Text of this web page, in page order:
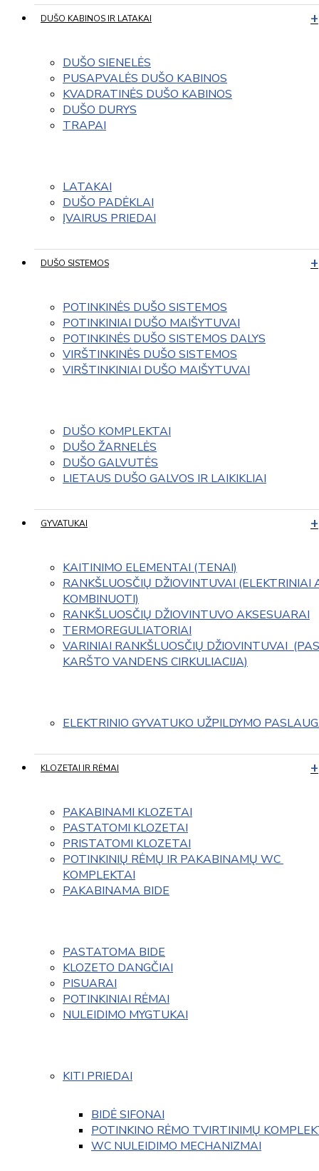
DUŠO KABINOS IR LATAKAI
DUŠO SIENELĖS
PUSAPVALĖS DUŠO KABINOS
KVADRATINĖS DUŠO KABINOS
DUŠO DURYS
TRAPAI
LATAKAI
DUŠO PADĖKLAI
ĮVAIRUS PRIEDAI
DUŠO SISTEMOS
POTINKINĖS DUŠO SISTEMOS
POTINKINIAI DUŠO MAIŠYTUVAI
POTINKINĖS DUŠO SISTEMOS DALYS
VIRŠTINKINĖS DUŠO SISTEMOS
VIRŠTINKINIAI DUŠO MAIŠYTUVAI
DUŠO KOMPLEKTAI
DUŠO ŽARNELĖS
DUŠO GALVUTĖS
LIETAUS DUŠO GALVOS IR LAIKIKLIAI
GYVATUKAI
KAITINIMO ELEMENTAI (TENAI)
RANKŠLUOSČIŲ DŽIOVINTUVAI (ELEKTRINIAI
KOMBINUOTI)
RANKŠLUOSČIŲ DŽIOVINTUVO AKSESUARAI
TERMOREGULIATORIAI
VARINIAI RANKŠLUOSČIŲ DŽIOVINTUVAI
KARŠTO VANDENS CIRKULIACIJA)
ELEKTRINIO GYVATUKO UŽPILDYMO
KLOZETAI IR RĖMAI
PAKABINAMI KLOZETAI
PASTATOMI KLOZETAI
PRISTATOMI KLOZETAI
POTINKINIŲ RĖMŲ IR PAKABINAMŲ WC
KOMPLEKTAI
PAKABINAMA BIDE
PASTATOMA BIDE
KLOZETO DANGČIAI
PISUARAI
POTINKINIAI RĖMAI
NULEIDIMO MYGTUKAI
KITI PRIEDAI
BIDĖ SIFONAI
POTINKINO RĖMO TVIRTINIMŲ
WC NULEIDIMO MECHANIZMAI